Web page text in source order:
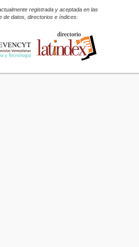
registrada y aceptada en las
de datos, directorios e índices: